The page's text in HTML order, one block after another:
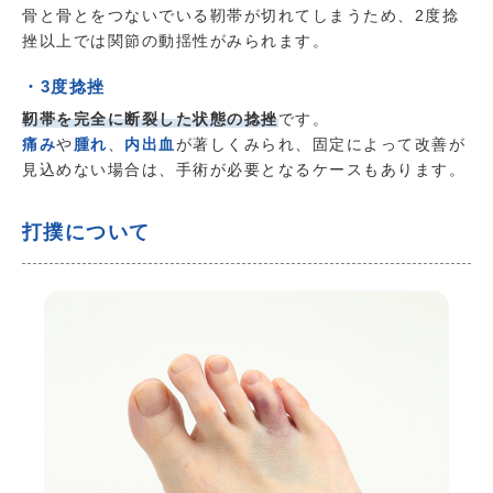
骨と骨とをつないでいる靭帯が切れてしまうため、2度捻
挫以上では関節の動揺性がみられます。
・3度捻挫
靭帯を完全に断裂した状態の捻挫です。
痛みや腫れ 内出血 が著しくみられ、固定によって改善が
見込めない場合は、手術が必要となるケースもあります。
打撲について